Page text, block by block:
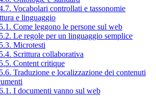
Vocabolari controllati e tassonomie
e linguaggio
Come leggono le persone sul web
Le regole per un linguaggio semplice
Microtesti
Scrittura collaborativa
Content critique
Traduzione e localizzazione dei contenuti
I documenti vanno sul web